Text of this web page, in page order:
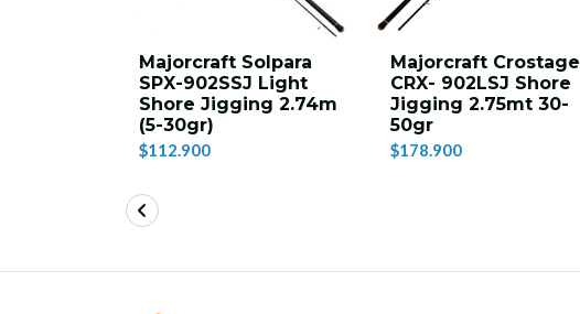
Majorcraft Solpara
SPX-902SSJ Light
Shore Jigging 2.74m
(5-30gr)
$112.900
Majorcraft Crostage
CRX- 902LSJ Shore
Jigging 2.75mt 30-
50gr
$178.900